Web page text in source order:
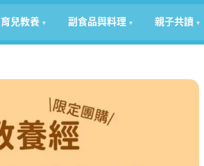
育兒教養 副食品與料理 親子共讀